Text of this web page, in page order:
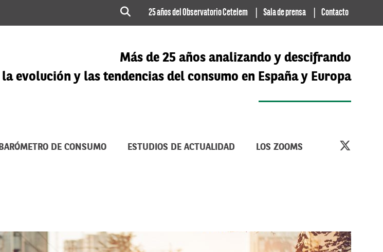
25 años del Observatorio Cetelem Sala de prensa Contacto
Más de 25 años analizando y descifrando
la evolución y las tendencias del consumo en España y Europa
BARÓMETRO DE CONSUMO ESTUDIOS DE ACTUALIDAD LOS ZOOMS